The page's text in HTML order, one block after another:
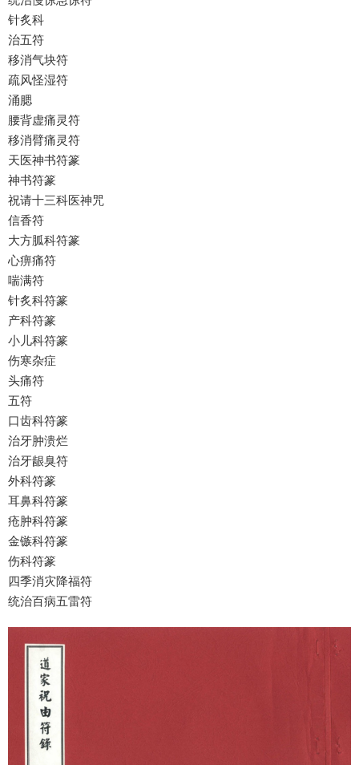
针炙科
治五符
移消气块符
疏风怪湿符
涌腮
腰背虚痛灵符
移消臂痛灵符
天医神书符篆
神书符篆
祝请十三科医神咒
信香符
大方胍科符篆
心痹痛符
喘满符
针炙科符篆
产科符篆
小儿科符篆
伤寒杂症
头痛符
五符
口齿科符篆
治牙肿溃烂
治牙龈臭符
外科符篆
耳鼻科符篆
疮肿科符篆
金镞科符篆
伤科符篆
四季消灾降福符
统治百病五雷符